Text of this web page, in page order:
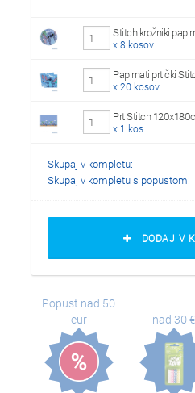
Stitch krožniki
x 8 kosov
Papirnati prtički
x 20 kosov
Prt Stitch
x 1 kos
Skupaj v kompletu:
Skupaj v kompletu s popustom:
DODAJ V
Popust nad 50
eur
nad 30 €